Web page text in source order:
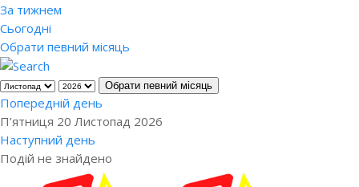
За тижнем
Сьогодні
Обрати певний місяць
Обрати певний місяць
Попередній день
П’ятниця 20 Листопад 2026
Наступний день
Подій не знайдено